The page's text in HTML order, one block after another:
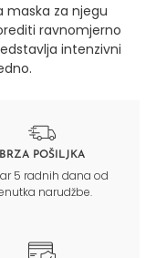
maska za njegu
ravnomjerno
intenzivni
BRZA POŠILJKA
5 radnih dana od
narudžbe.